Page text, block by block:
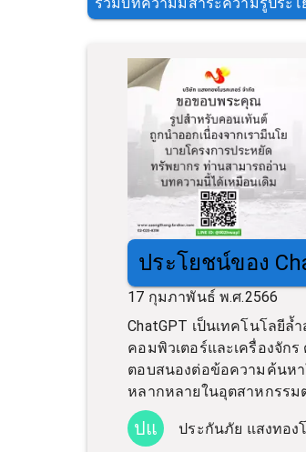
ประโยชน์ของ
17 กุมภาพันธ์ พ.ศ.2566
ChatGPT เป็นเทคโนโลยีล้
คอมพิวเตอร์และเครื่องจัก
ตอบสนองต่อข้อความค้นหา
หลากหลายในอุตสาหกรรม
ปแ ประกันภัย แสงทอง